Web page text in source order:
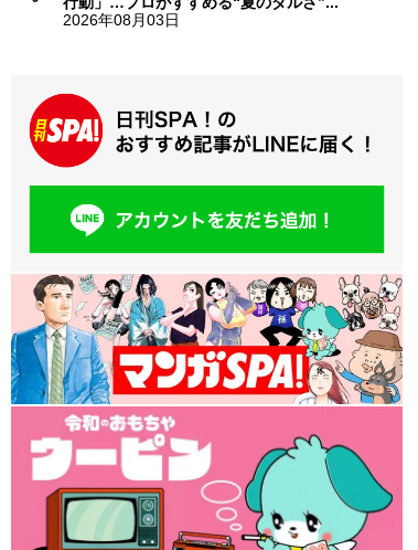
2026年08月03日